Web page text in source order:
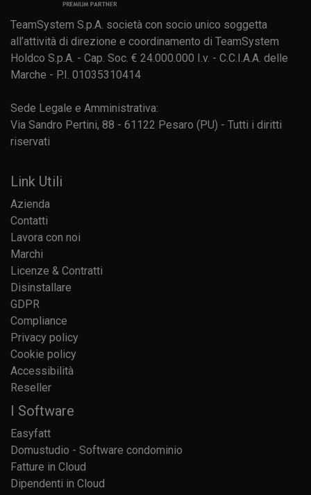
TeamSystem S.p.A. società con socio unico soggetta
all’attività di direzione e coordinamento di TeamSystem
Holdco S.p.A. - Cap. Soc. € 24.000.000 I.v. - C.C.I.A.A. delle
Marche - P.I. 01035310414
Sede Legale e Amministrativa:
Via Sandro Pertini, 88 - 61122 Pesaro (PU) - Tutti i diritti
riservati
Link Utili
Azienda
Contatti
Lavora con noi
Marchi
Licenze & Contratti
Disinstallare
GDPR
Compliance
Privacy policy
Cookie policy
Accessibilità
Reseller
I Software
Easyfatt
Domustudio - Software condominio
Fatture in Cloud
Dipendenti in Cloud